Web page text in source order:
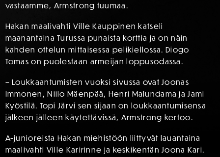
vastaamme, Armstrong tuumaa.
Hakan maalivahti Ville Kauppinen katseli
maanantaina Turussa punaista korttia ja on näin
kahden ottelun mittaisessa pelikiellossa. Diogo
Tomas on puolestaan armeijan loppusodassa.
– Loukkaantumisten vuoksi sivussa ovat Joonas
Immonen, Niilo Mäenpää, Henri Malundama ja Jami
Kyöstilä. Topi Järvi sen sijaan on loukkaantumisensa
jälkeen jälleen käytettävissä, Armstrong kertoo.
A-junioreista Hakan miehistöön liittyvät lauantaina
maalivahti Ville Karirinne ja keskikentän Joona Kari.